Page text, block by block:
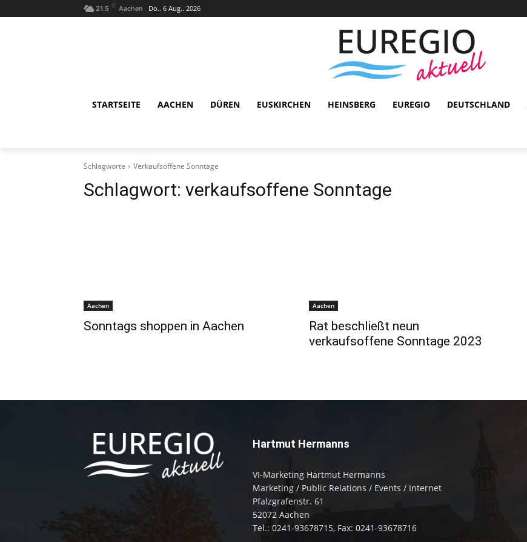
21.5 C Aachen Do.. 6 Aug.. 2026
STARTSEITE AACHEN DÜREN EUSKIRCHEN HEINSBERG EUREGIO DEUTSCHLAND
Schlagworte Verkaufsoffene Sonntage
Schlagwort: verkaufsoffene Sonntage
Aachen
Sonntags shoppen in Aachen
Aachen
Rat beschließt neun
verkaufsoffene Sonntage 2023
Hartmut Hermanns
VI-Marketing Hartmut Hermanns
Marketing / Public Relations / Events / Internet
Pfalzgrafenstr. 61
52072 Aachen
Tel.: 0241-93678715, Fax: 0241-93678716